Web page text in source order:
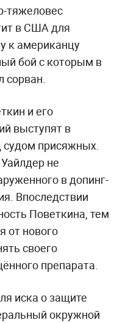
тяжеловес
в США для
к американцу
бой с которым в
сорван.
и его
выступят в
судом присяжных.
не
в допинг-
Впоследствии
Поветкина, тем
от нового
своего
препарата.
иска о защите
окружной